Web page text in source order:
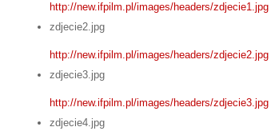
http://new.ifpilm.pl/images/headers/zdjecie1.jpg
zdjecie2.jpg
http://new.ifpilm.pl/images/headers/zdjecie2.jpg
zdjecie3.jpg
http://new.ifpilm.pl/images/headers/zdjecie3.jpg
zdjecie4.jpg